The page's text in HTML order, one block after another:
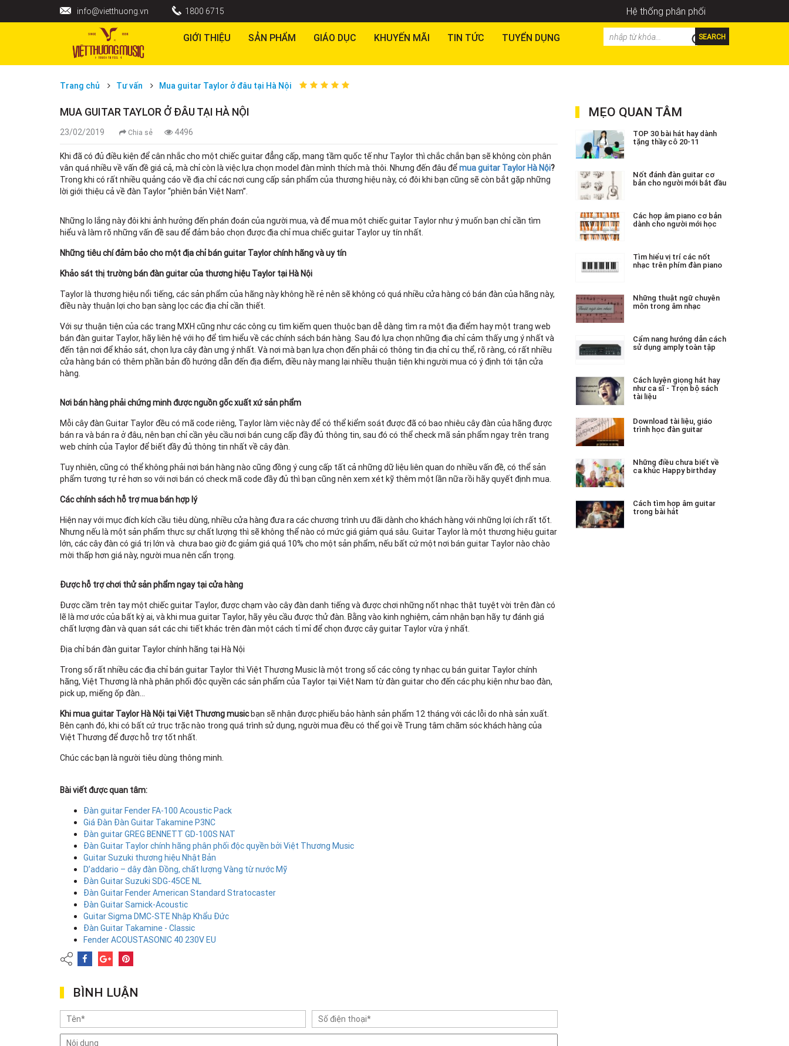
info@vietthuong.vn 1800 6715 Hệ thống phân phối
GIỚI THIỆU SẢN PHẨM GIÁO DỤC KHUYẾN MÃI TIN TỨC TUYỂN DỤNG SEARCH
Trang chủ Tư vấn Mua guitar Taylor ở đâu tại Hà Nội
MUA GUITAR TAYLOR Ở ĐÂU TẠI HÀ NỘI
23/02/2019 Chia sẻ 4496
Khi đã có đủ điều kiện để cân nhắc cho một chiếc guitar đẳng cấp, mang tầm quốc tế như Taylor thì chắc chắn bạn sẽ không còn phân
vân quá nhiều về vấn đề giá cả, mà chỉ còn là việc lựa chọn model đàn mình thích mà thôi. Nhưng đến đâu đểmua guitar Taylor Hà Nội?
Trong khi có rất nhiều quảng cáo về địa chỉ các nơi cung cấp sản phẩm của thương hiệu này, có đôi khi bạn cũng sẽ còn bắt gặp những
lời giới thiệu cả về đàn Taylor “phiên bản Việt Nam”.
Những lo lắng này đôi khi ảnh hưởng đến phán đoán của người mua, và để mua một chiếc guitar Taylor như ý muốn bạn chỉ cần tìm
hiểu và làm rõ những vấn đề sau để đảm bảo chọn được địa chỉ mua chiếc guitar Taylor uy tín nhất.
Những tiêu chí đảm bảo cho một địa chỉ bán guitar Taylor chính hãng và uy tín
Khảo sát thị trường bán đàn guitar của thương hiệu Taylor tại Hà Nội
Taylor là thương hiệu nổi tiếng, các sản phẩm của hãng này không hề rẻ nên sẽ không có quá nhiều cửa hàng có bán đàn của hãng này,
điều này thuận lợi cho bạn sàng lọc các địa chỉ cần thiết.
Với sự thuận tiện của các trang MXH cũng như các công cụ tìm kiếm quen thuộc bạn dễ dàng tìm ra một địa điểm hay một trang web
bán đàn guitar Taylor, hãy liên hệ với họ để tìm hiểu về các chính sách bán hàng. Sau đó lựa chọn những địa chỉ cảm thấy ưng ý nhất và
đến tận nơi để khảo sát, chọn lựa cây đàn ưng ý nhất. Và nơi mà bạn lựa chọn đến phải có thông tin địa chỉ cụ thể, rõ ràng, có rất nhiều
cửa hàng bán có thêm phần bản đồ hướng dẫn đến địa điểm, điều này mang lại nhiều thuận tiện khi người mua có ý định tới tận cửa
hàng.
Nơi bán hàng phải chứng minh được nguồn gốc xuất xứ sản phẩm
Mỗi cây đàn Guitar Taylor đều có mã code riêng, Taylor làm việc này để có thể kiểm soát được đã có bao nhiêu cây đàn của hãng được
bán ra và bán ra ở đâu, nên bạn chỉ cần yêu cầu nơi bán cung cấp đầy đủ thông tin, sau đó có thể check mã sản phẩm ngay trên trang
web chính của Taylor để biết đầy đủ thông tin nhất về cây đàn.
Tuy nhiên, cũng có thể không phải nơi bán hàng nào cũng đồng ý cung cấp tất cả những dữ liệu liên quan do nhiều vấn đề, có thể sản
phẩm tương tự rẻ hơn so với nơi bán có check mã code đầy đủ thì bạn cũng nên xem xét kỹ thêm một lần nữa rồi hãy quyết định mua.
Các chính sách hỗ trợ mua bán hợp lý
Hiện nay với mục đích kích cầu tiêu dùng, nhiều cửa hàng đưa ra các chương trình ưu đãi dành cho khách hàng với những lợi ích rất tốt.
Nhưng nếu là một sản phẩm thực sự chất lượng thì sẽ không thể nào có mức giá giảm quá sâu. Guitar Taylor là một thương hiệu guitar
lớn, các cây đàn có giá trị lớn và chưa bao giờ đc giảm giá quá 10% cho một sản phẩm, nếu bất cứ một nơi bán guitar Taylor nào chào
mời thấp hơn giá này, người mua nên cẩn trọng.
Được hỗ trợ chơi thử sản phẩm ngay tại cửa hàng
Được cầm trên tay một chiếc guitar Taylor, được chạm vào cây đàn danh tiếng và được chơi những nốt nhạc thật tuyệt vời trên đàn có
lẽ là mơ ước của bất kỳ ai, và khi mua guitar Taylor, hãy yêu cầu được thử đàn. Bằng vào kinh nghiệm, cảm nhận bạn hãy tự đánh giá
chất lượng đàn và quan sát các chi tiết khác trên đàn một cách tỉ mỉ để chọn được cây guitar Taylor vừa ý nhất.
Địa chỉ bán đàn guitar Taylor chính hãng tại Hà Nội
Trong số rất nhiều các địa chỉ bán guitar Taylor thì Việt Thương Music là một trong số các công ty nhạc cụ bán guitar Taylor chính
hãng, Việt Thương là nhà phân phối độc quyền các sản phẩm của Taylor tại Việt Nam từ đàn guitar cho đến các phụ kiện như bao đàn,
pick up, miếng ốp đàn…
Khi mua guitar Taylor Hà Nội tại Việt Thương musicbạn sẽ nhận được phiếu bảo hành sản phẩm 12 tháng với các lỗi do nhà sản xuất.
Bên cạnh đó, khi có bất cứ trục trặc nào trong quá trình sử dụng, người mua đều có thể gọi về Trung tâm chăm sóc khách hàng của
Việt Thương để được hỗ trợ tốt nhất.
Chúc các bạn là người tiêu dùng thông minh.
Bài viết được quan tâm:
Đàn guitar Fender FA-100 Acoustic Pack
Giá Đàn Đàn Guitar Takamine P3NC
Đàn guitar GREG BENNETT GD-100S NAT
Đàn Guitar Taylor chính hãng phân phối độc quyền bởi Việt Thương Music
Guitar Suzuki thương hiệu Nhật Bản
D’addario – dây đàn Đồng, chất lượng Vàng từ nước Mỹ
Đàn Guitar Suzuki SDG-45CE NL
Đàn Guitar Fender American Standard Stratocaster
Đàn Guitar Samick-Acoustic
Guitar Sigma DMC-STE Nhập Khẩu Đức
Đàn Guitar Takamine - Classic
Fender ACOUSTASONIC 40 230V EU
BÌNH LUẬN
MẸO QUAN TÂM
TOP 30 bài hát hay dành
tặng thầy cô 20-11
Nốt đánh đàn guitar cơ
bản cho người mới bắt đầu
Các hợp âm piano cơ bản
dành cho người mới học
Tìm hiểu vị trí các nốt
nhạc trên phím đàn piano
Những thuật ngữ chuyên
môn trong âm nhạc
Cẩm nang hướng dẫn cách
sử dụng amply toàn tập
Cách luyện giọng hát hay
như ca sĩ - Trọn bộ sách
tài liệu
Download tài liệu, giáo
trình học đàn guitar
Những điều chưa biết về
ca khúc Happy birthday
Cách tìm hợp âm guitar
trong bài hát